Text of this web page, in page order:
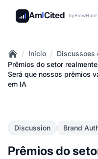
AmICited byFlowHunt
Home
/ Início / Discussoes
Prêmios do setor
Será que nossos prêmios
em IA
Discussion Brand
Prêmios do